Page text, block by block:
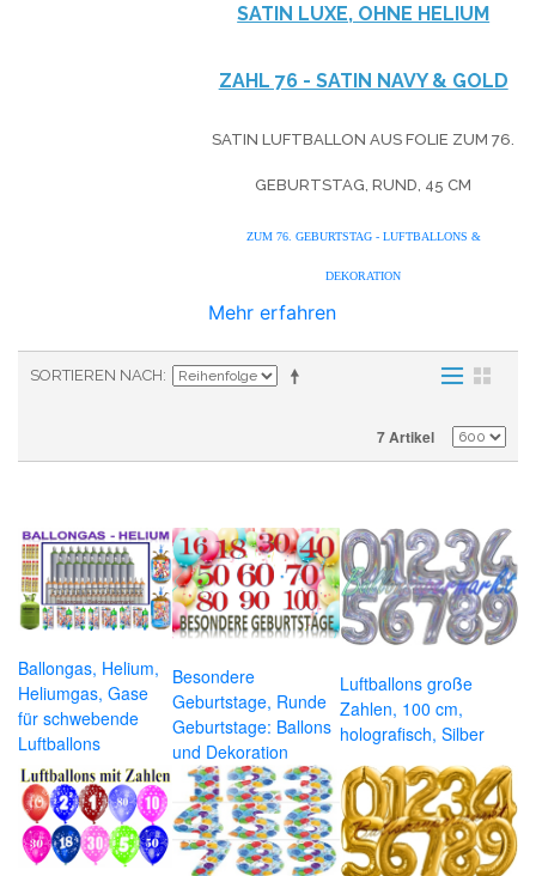
SATIN LUXE, OHNE HELIUM
ZAHL 76 - SATIN NAVY & GOLD
SATIN LUFTBALLON AUS FOLIE ZUM 76.
GEBURTSTAG, RUND, 45 CM
ZUM 76. GEBURTSTAG - LUFTBALLONS &
DEKORATION
Mehr erfahren
SORTIEREN NACH
7 Artikel
Ballongas, Helium,
Heliumgas, Gase
für schwebende
Luftballons
Besondere
Geburtstage, Runde
Geburtstage: Ballons
und Dekoration
Luftballons große
Zahlen, 100 cm,
holografisch, Silber